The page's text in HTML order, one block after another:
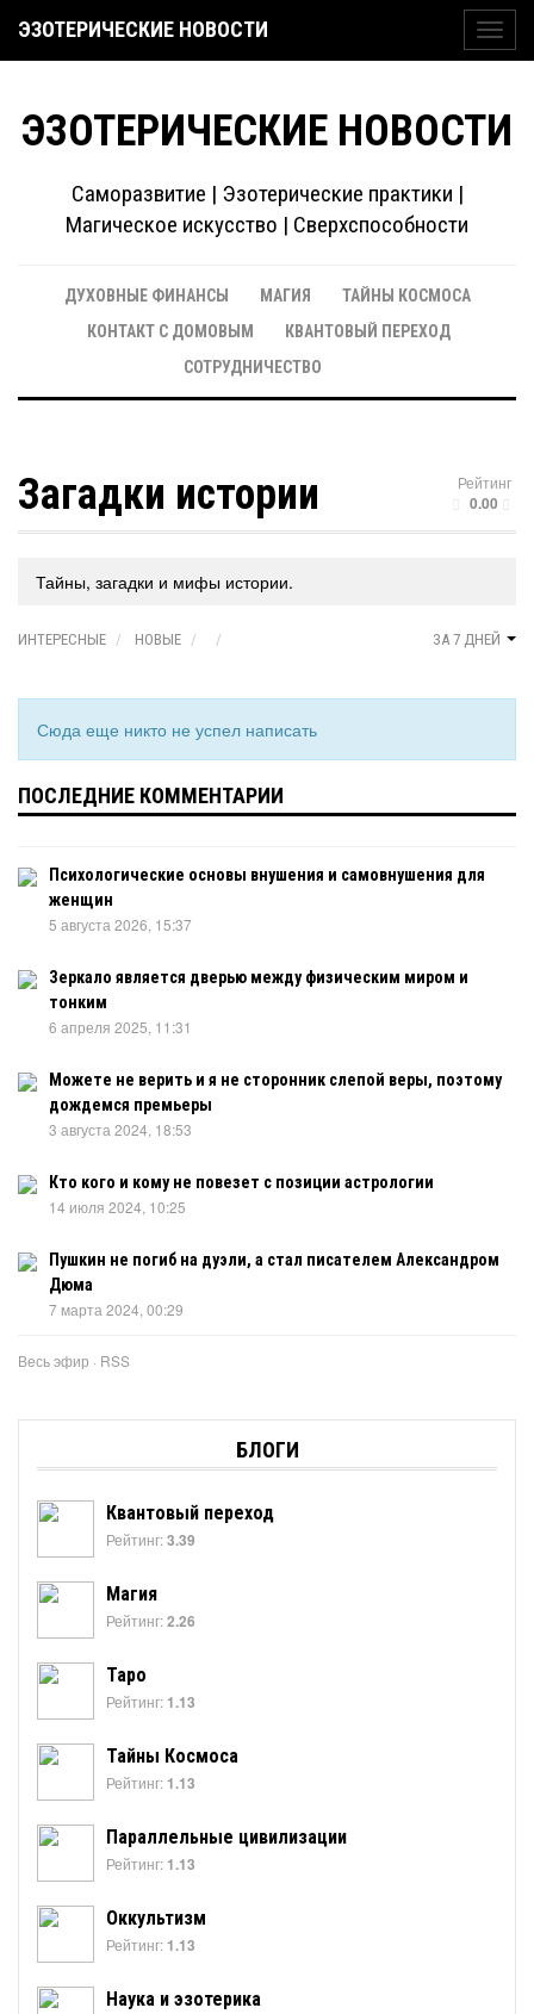
ЭЗОТЕРИЧЕСКИЕ НОВОСТИ
ЭЗОТЕРИЧЕСКИЕ НОВОСТИ
Саморазвитие | Эзотерические практики |
Магическое искусство | Сверхспособности
ДУХОВНЫЕ ФИНАНСЫ МАГИЯ
ТАЙНЫ КОСМОСА
КОНТАКТ С ДОМОВЫМ
КВАНТОВЫЙ ПЕРЕХОД
СОТРУДНИЧЕСТВО
Рейтинг
0.00
Загадки истории
Тайны, загадки и мифы истории.
ИНТЕРЕСНЫЕ НОВЫЕ ЗА 7 ДНЕЙ
Сюда еще никто не успел написать
ПОСЛЕДНИЕ КОММЕНТАРИИ
Психологические основы внушения и самовнушения для
женщин
5 августа 2026, 15:37
Зеркало является дверью между физическим миром и
тонким
6 апреля 2025, 11:31
Можете не верить и я не сторонник слепой веры, поэтому
дождемся премьеры
3 августа 2024, 18:53
Кто кого и кому не повезет с позиции астрологии
14 июля 2024, 10:25
Пушкин не погиб на дуэли, а стал писателем Александром
Дюма
7 марта 2024, 00:29
Весь эфир · RSS
БЛОГИ
Квантовый переход
Рейтинг:3.39
Магия
Рейтинг:2.26
Таро
Рейтинг: 1.13
Тайны Космоса
Рейтинг: 1.13
Параллельные цивилизации
Рейтинг: 1.13
Оккультизм
Рейтинг: 1.13
Наука и эзотерика